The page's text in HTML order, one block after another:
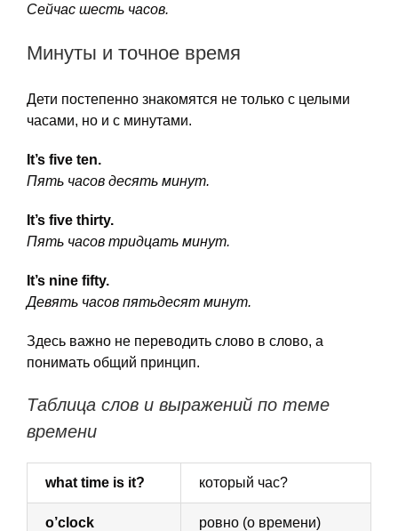
Сейчас шесть часов.
Минуты и точное время
Дети постепенно знакомятся не только с целыми
часами, но и с минутами.
It’s five ten.
Пять часов десять минут.
It’s five thirty.
Пять часов тридцать минут.
It’s nine fifty.
Девять часов пятьдесят минут.
Здесь важно не переводить слово в слово, а
понимать общий принцип.
Таблица слов и выражений по теме
времени
what time is it? который час?
o’clock ровно (о времени)